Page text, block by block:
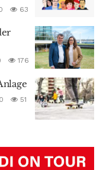
63
176
0 51